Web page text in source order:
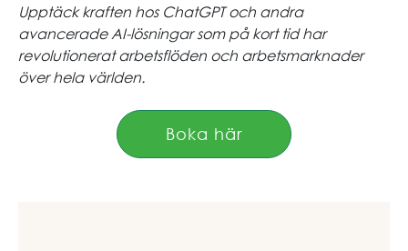
Upptäck kraften hos ChatGPT och andra
avancerade AI-lösningar som på kort tid har
revolutionerat arbetsflöden och arbetsmarknader
över hela världen.
Boka här